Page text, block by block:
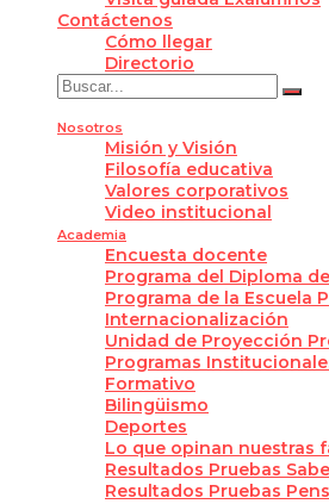
Contáctenos
Cómo llegar
Directorio
Nosotros
Misión y Visión
Filosofía educativa
Valores corporativos
Video institucional
Academia
Encuesta docente
Programa del Diploma
Programa de la Escuela
Internacionalización
Unidad de Proyección
Programas
Formativo
Bilingüismo
Deportes
Lo que opinan nuestras
Resultados Pruebas
Resultados Pruebas